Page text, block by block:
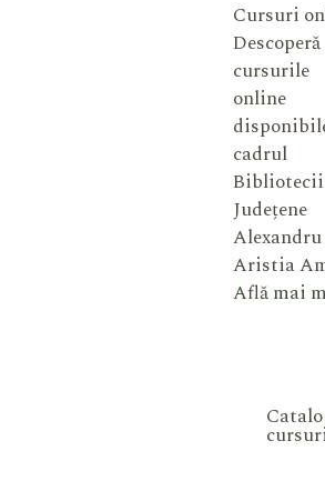
Cursuri
Descoperă
cursurile
online
cadrul
Bibliotecii
Județene
Aristia
Află mai